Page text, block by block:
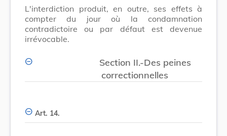
L'interdiction produit, en outre, ses effets à
compter du jour où la condamnation
contradictoire ou par défaut est devenue
irrévocable.
Section II.-Des peines
correctionnelles
Art. 14.